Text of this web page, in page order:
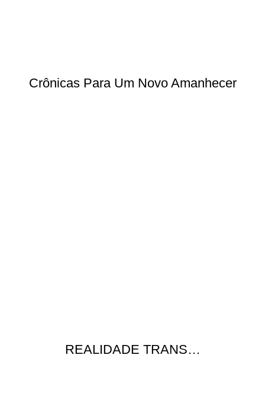
Crônicas Para Um Novo Amanhecer
REALIDADE TRANS…